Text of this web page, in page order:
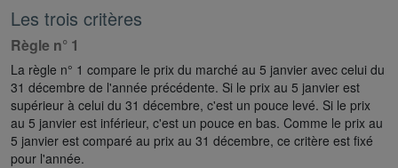
Les trois critères
Règle n° 1
La règle n° 1 compare le prix du marché au 5 janvier avec celui du
31 décembre de l'année précédente. Si le prix au 5 janvier est
supérieur à celui du 31 décembre, c'est un pouce levé. Si le prix
au 5 janvier est inférieur, c'est un pouce en bas. Comme le prix au
5 janvier est comparé au prix au 31 décembre, ce critère est fixé
pour l'année.